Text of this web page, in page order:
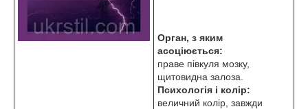
Орган, з яким
асоціюється:
праве півкуля мозку,
щитовидна залоза.
Психологія і колір:
величний колір, завжди